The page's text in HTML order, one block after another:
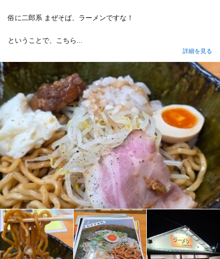
俗に二郎系 まぜそば、ラーメンですな！
ということで、こちら...
詳細を見る